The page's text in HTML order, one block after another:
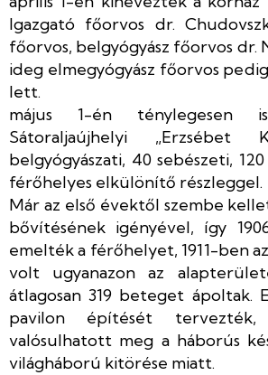
Igazgató főorvos dr.
főorvos, belgyógyász főorvos dr.
ideg elmegyógyász főorvos
lett.
május 1-én ténylegesen
Sátoraljaújhelyi „Erzsébet
belgyógyászati, 40 sebészeti,
férőhelyes elkülönítő részleggel.
Már az első évektől szembe
bővítésének igényével, így
emelték a férőhelyet, 1911-ben az
volt ugyanazon az
átlagosan 319 beteget ápoltak.
pavilon építését
valósulhatott meg a háborús
világháború kitörése miatt.